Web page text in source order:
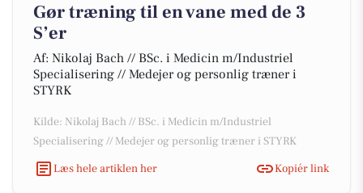
Gør træning til en vane med de 3
S’er
Af: Nikolaj Bach // BSc. i Medicin m/Industriel
Specialisering // Medejer og personlig træner i
STYRK
Kilde: Nikolaj Bach // BSc. i Medicin m/Industriel
Specialisering // Medejer og personlig træner i STYRK
Læs hele artiklen her
Kopiér link